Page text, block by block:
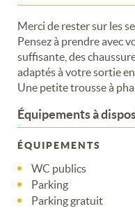
Merci de rester sur les
Pensez à prendre avec
suffisante, des
adaptés à votre sortie
Une petite trousse à
Équipements à
ÉQUIPEMENTS
WC publics
Parking
Parking gratuit